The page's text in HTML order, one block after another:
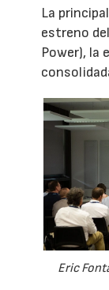
La
estreno
Power), la
Eric